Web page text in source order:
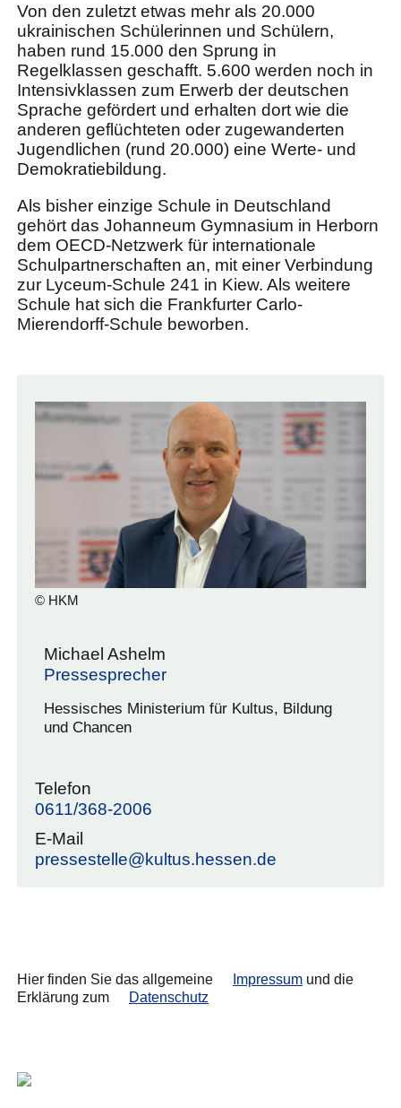
Von den zuletzt etwas mehr als 20.000
ukrainischen Schülerinnen und Schülern,
haben rund 15.000 den Sprung in
Regelklassen geschafft. 5.600 werden noch in
Intensivklassen zum Erwerb der deutschen
Sprache gefördert und erhalten dort wie die
anderen geflüchteten oder zugewanderten
Jugendlichen (rund 20.000) eine Werte- und
Demokratiebildung.
Als bisher einzige Schule in Deutschland
gehört das Johanneum Gymnasium in Herborn
dem OECD-Netzwerk für internationale
Schulpartnerschaften an, mit einer Verbindung
zur Lyceum-Schule 241 in Kiew. Als weitere
Schule hat sich die Frankfurter Carlo-
Mierendorff-Schule beworben.
© HKM
Michael Ashelm
Pressesprecher
Hessisches Ministerium für Kultus, Bildung
und Chancen
Telefon
0611/368-2006
E-Mail
pressestelle@kultus.hessen.de
Hier finden Sie das allgemeine Impressumund die
Erklärung zum
Datenschutz